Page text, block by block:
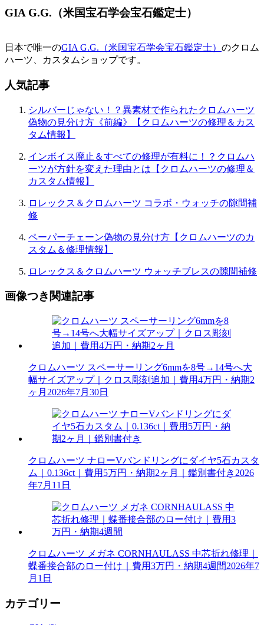
GIA G.G.（米国宝石学会宝石鑑定士）
日本で唯一のGIA G.G.（米国宝石学会宝石鑑定士） のクロム
ハーツ、カスタムショップです。
人気記事
シルバーじゃない！？異素材で作られたクロムハーツ
偽物の見分け方《前編》【クロムハーツの修理＆カス
タム情報】
インボイス廃止＆すべての修理が有料に！？クロムハ
ーツが方針を変えた理由とは【クロムハーツの修理＆
カスタム情報】
ロレックス＆クロムハーツ コラボ・ウォッチの隙間補
修
ペーパーチェーン偽物の見分け方【クロムハーツのカ
スタム＆修理情報】
ロレックス＆クロムハーツ ウォッチブレスの隙間補修
画像つき関連記事
クロムハーツ スペーサーリング6mmを8号→14号へ大
幅サイズアップ｜クロス彫刻追加｜費用4万円・納期2
ヶ月 2026年7月30日
クロムハーツ ナローVバンドリングにダイヤ5石カスタ
ム｜0.136ct｜費用5万円・納期2ヶ月｜鑑別書付き 2026
年7月11日
クロムハーツ メガネ CORNHAULASS 中芯折れ修理｜
蝶番接合部のロー付け｜費用3万円・納期4週間2026年7
月1日
カテゴリー